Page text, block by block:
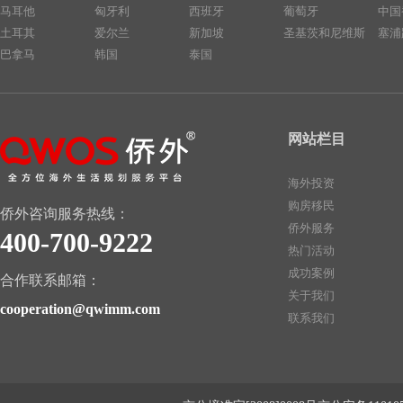
马耳他
土耳其
巴拿马
匈牙利
爱尔兰
韩国
西班牙
新加坡
泰国
葡萄牙
圣基茨和尼维斯
中
塞
侨外咨询服务热线：
400-700-9222
合作联系邮箱：
cooperation@qwimm.com
网站栏目
海外投资
购房移民
侨外服务
热门活动
成功案例
关于我们
联系我们